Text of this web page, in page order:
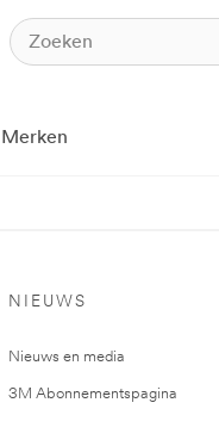
Merken
NIEUWS
Nieuws en media
3M Abonnementspagina